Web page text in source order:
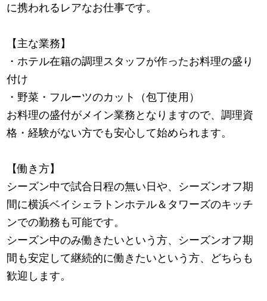
に携われるレアなお仕事です。
【主な業務】
・ホテル在籍の調理スタッフが作ったお料理の盛り
付け
・野菜・フルーツのカット（包丁使用）
お料理の盛付がメイン業務となりますので、調理資
格・経験がない方でも安心して始められます。
【働き方】
シーズン中で試合日程の無い日や、シーズンオフ期
間に横浜ベイシェラトンホテル＆タワーズのキッチ
ンでの勤務も可能です。
シーズン中のみ働きたいという方、シーズンオフ期
間も安定して継続的に働きたいという方、どちらも
歓迎します。